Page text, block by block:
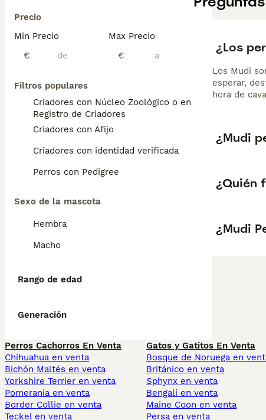
Precio
Min Precio
€
Max Precio
€
Filtros populares
Criadores con Núcleo Zoológico o en el
Registro de Criadores
Criadores con Afijo
Criadores con identidad verificada
Perros con Pedigree
Sexo de la mascota
Hembra
Macho
Rango de edad
Generación
¿Los
Los Mudi
esperar,
hora de
¿Mudi
¿Quién
¿Mudi
Perros Cachorros En Venta
Chihuahua en venta
Bichón Maltés en venta
Yorkshire Terrier en venta
Pomerania en venta
Border Collie en venta
Teckel en venta
Gatos y Gatitos En Venta
Bosque de Noruega en
Británico en venta
Sphynx en venta
Bengalí en venta
Maine Coon en venta
Persa en venta